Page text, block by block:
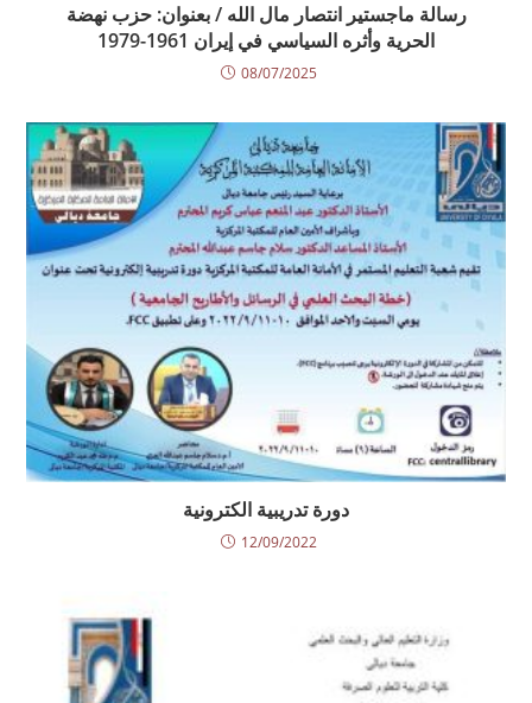
رسالة ماجستير انتصار مال الله / بعنوان: حزب نهضة
الحرية وأثره السياسي في إيران 1961-1979
08/07/2025
دورة تدريبية الكترونية
12/09/2022